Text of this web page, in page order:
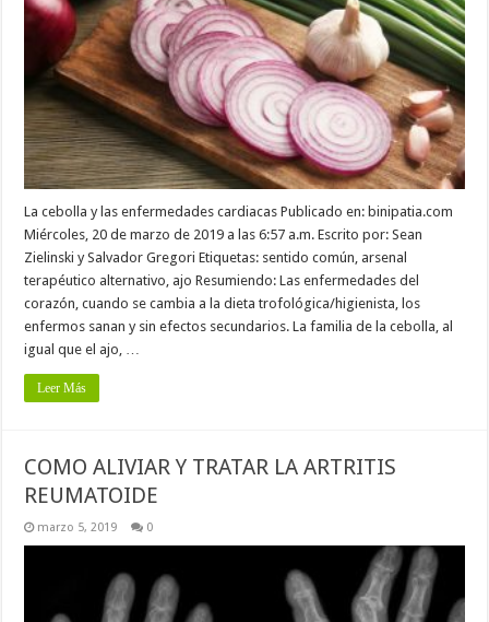
La cebolla y las enfermedades cardiacas Publicado en: binipatia.com
Miércoles, 20 de marzo de 2019 a las 6:57 a.m. Escrito por: Sean
Zielinski y Salvador Gregori Etiquetas: sentido común, arsenal
terapéutico alternativo, ajo Resumiendo: Las enfermedades del
corazón, cuando se cambia a la dieta trofológica/higienista, los
enfermos sanan y sin efectos secundarios. La familia de la cebolla, al
igual que el ajo, …
Leer Más
COMO ALIVIAR Y TRATAR LA ARTRITIS
REUMATOIDE
marzo 5, 2019 0